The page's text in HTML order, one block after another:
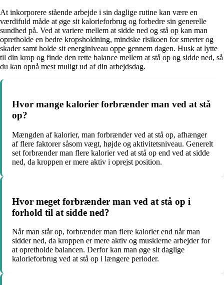
At inkorporere stående arbejde i sin daglige rutine kan være en
værdifuld måde at øge sit kalorieforbrug og forbedre sin generelle
sundhed på. Ved at variere mellem at sidde ned og stå op kan man
opretholde en bedre kropsholdning, mindske risikoen for smerter og
skader samt holde sit energiniveau oppe gennem dagen. Husk at lytte
til din krop og finde den rette balance mellem at stå op og sidde ned, så
du kan opnå mest muligt ud af din arbejdsdag.
Hvor mange kalorier forbrænder man ved at stå
op?
Mængden af kalorier, man forbrænder ved at stå op, afhænger
af flere faktorer såsom vægt, højde og aktivitetsniveau. Generelt
set forbrænder man flere kalorier ved at stå op end ved at sidde
ned, da kroppen er mere aktiv i oprejst position.
Hvor meget forbrænder man ved at stå op i
forhold til at sidde ned?
Når man står op, forbrænder man flere kalorier end når man
sidder ned, da kroppen er mere aktiv og musklerne arbejder for
at opretholde balancen. Derfor kan man øge sit daglige
kalorieforbrug ved at stå op i længere perioder.